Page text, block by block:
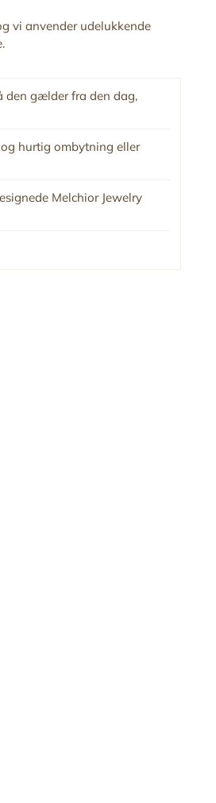
vi anvender udelukkende
den gælder fra den dag,
hurtig ombytning eller
Melchior Jewelry